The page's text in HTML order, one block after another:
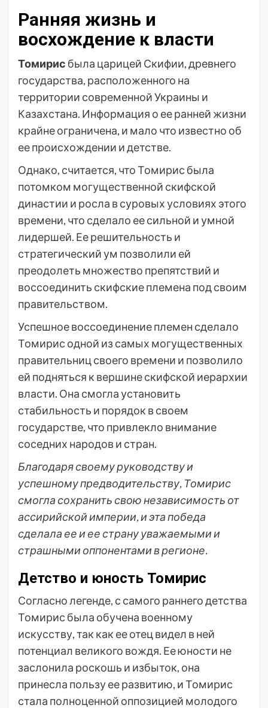
Ранняя жизнь и
восхождение к власти
Томирис была царицей Скифии, древнего
государства, расположенного на
территории современной Украины и
Казахстана. Информация о ее ранней жизни
крайне ограничена, и мало что известно об
ее происхождении и детстве.
Однако, считается, что Томирис была
потомком могущественной скифской
династии и росла в суровых условиях этого
времени, что сделало ее сильной и умной
лидершей. Ее решительность и
стратегический ум позволили ей
преодолеть множество препятствий и
воссоединить скифские племена под своим
правительством.
Успешное воссоединение племен сделало
Томирис одной из самых могущественных
правительниц своего времени и позволило
ей подняться к вершине скифской иерархии
власти. Она смогла установить
стабильность и порядок в своем
государстве, что привлекло внимание
соседних народов и стран.
Благодаря своему руководству и
успешному предводительству, Томирис
смогла сохранить свою независимость от
ассирийской империи, и эта победа
сделала ее и ее страну уважаемыми и
страшными оппонентами в регионе.
Детство и юность Томирис
Согласно легенде, с самого раннего детства
Томирис была обучена военному
искусству, так как ее отец видел в ней
потенциал великого вождя. Ее юности не
заслонила роскошь и избыток, она
принесла пользу ее развитию, и Томирис
стала полноценной оппозицией молодого